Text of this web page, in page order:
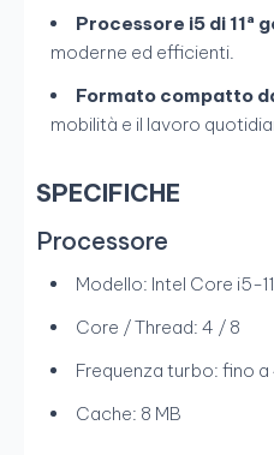
Processore i5 di 11ª
moderne ed efficienti.
Formato compatto
mobilità e il lavoro
SPECIFICHE
Processore
Modello: Intel Core i5-
Core / Thread: 4 / 8
Frequenza turbo: fino a
Cache: 8 MB